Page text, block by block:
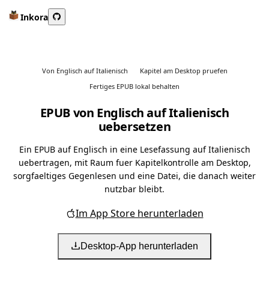
Inkora
Von Englisch auf Italienisch
Kapitel am Desktop pruefen
Fertiges EPUB lokal behalten
EPUB von Englisch auf Italienisch
uebersetzen
Ein EPUB auf Englisch in eine Lesefassung auf Italienisch
uebertragen, mit Raum fuer Kapitelkontrolle am Desktop,
sorgfaeltiges Gegenlesen und eine Datei, die danach weiter
nutzbar bleibt.
Im App Store herunterladen
Desktop-App herunterladen